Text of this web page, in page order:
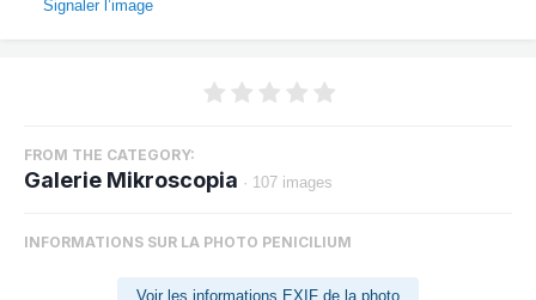
Signaler l’image
FROM THE CATEGORY:
Galerie Mikroscopia · 107 images
INFORMATIONS SUR LA PHOTO PENICILIUM
Voir les informations EXIF de la photo